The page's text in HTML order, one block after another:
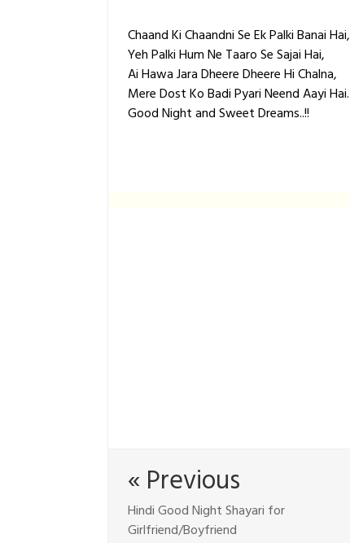
Chaand Ki Chaandni Se Ek Palki Banai Hai,
Yeh Palki Hum Ne Taaro Se Sajai Hai,
Ai Hawa Jara Dheere Dheere Hi Chalna,
Mere Dost Ko Badi Pyari Neend Aayi Hai.
Good Night and Sweet Dreams..!!
« Previous
Hindi Good Night Shayari for
Girlfriend/Boyfriend